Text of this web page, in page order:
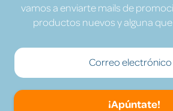
vamos a enviarte mails de
productos nuevos y alguna
¡Apúntate!